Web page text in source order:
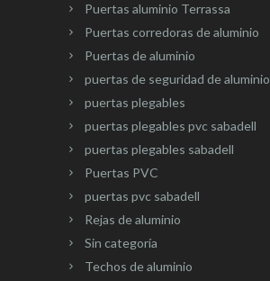
Puertas aluminio Terrassa
Puertas corredoras de aluminio
Puertas de aluminio
puertas de seguridad de aluminio
puertas plegables
puertas plegables pvc sabadell
puertas plegables sabadell
Puertas PVC
puertas pvc sabadell
Rejas de aluminio
Sin categoría
Techos de aluminio